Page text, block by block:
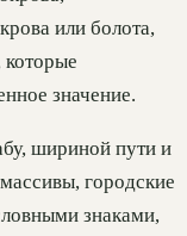
или болота,
которые
значение.
шириной пути и
городские
знаками,